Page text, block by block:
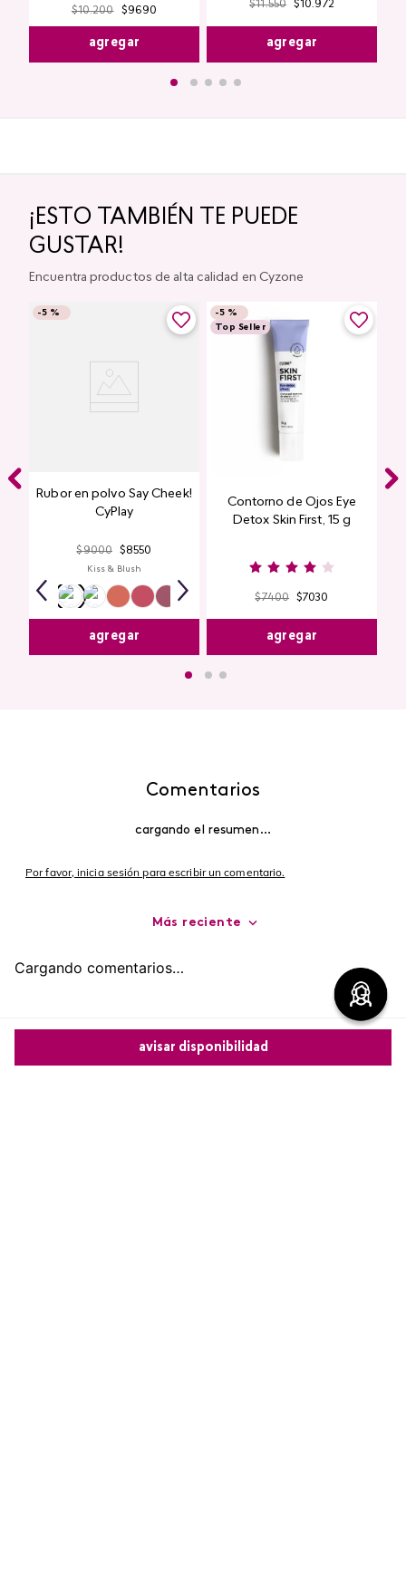
avisar disponibilidad
$10.200 $9690
agregar
$11.550 $ 10.972
agregar
¡ESTO TAMBIÉN TE PUEDE
GUSTAR!
Encuentra productos de alta calidad en Cyzone
-5 %
Rubor en polvo Say Cheek!
CyPlay
$9000 $8550
Kiss & Blush
agregar
-5 %
Top Seller
Contorno de Ojos Eye
Detox Skin First, 15 g
$7400 $7030
agregar
Comentarios
cargando el resumen…
Por favor, inicia sesión para escribir un comentario.
Más reciente
Cargando comentarios…